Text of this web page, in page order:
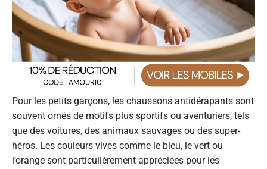
Pour les petits garçons, les chaussons antidérapants sont
souvent ornés de motifs plus sportifs ou aventuriers, tels
que des voitures, des animaux sauvages ou des super-
héros. Les couleurs vives comme le bleu, le vert ou
l’orange sont particulièrement appréciées pour les